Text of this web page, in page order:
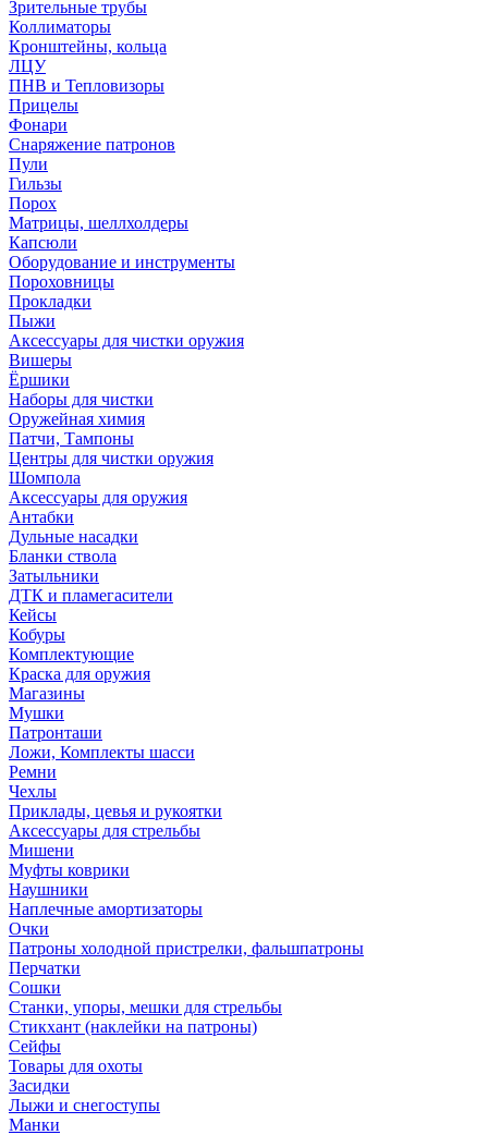
Зрительные трубы
Коллиматоры
Кронштейны, кольца
ЛЦУ
ПНВ и Тепловизоры
Прицелы
Фонари
Снаряжение патронов
Пули
Гильзы
Порох
Матрицы, шеллхолдеры
Капсюли
Оборудование и инструменты
Пороховницы
Прокладки
Пыжи
Аксессуары для чистки оружия
Вишеры
Ёршики
Наборы для чистки
Оружейная химия
Патчи, Тампоны
Центры для чистки оружия
Шомпола
Аксессуары для оружия
Антабки
Дульные насадки
Бланки ствола
Затыльники
ДТК и пламегасители
Кейсы
Кобуры
Комплектующие
Краска для оружия
Магазины
Мушки
Патронташи
Ложи, Комплекты шасси
Ремни
Чехлы
Приклады, цевья и рукоятки
Аксессуары для стрельбы
Мишени
Муфты коврики
Наушники
Наплечные амортизаторы
Очки
Патроны холодной пристрелки, фальшпатроны
Перчатки
Сошки
Станки, упоры, мешки для стрельбы
Стикхант (наклейки на патроны)
Сейфы
Товары для охоты
Засидки
Лыжи и снегоступы
Манки